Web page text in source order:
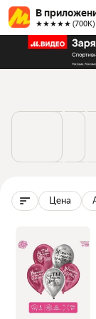
В
★★★★★ (700К)
Цена